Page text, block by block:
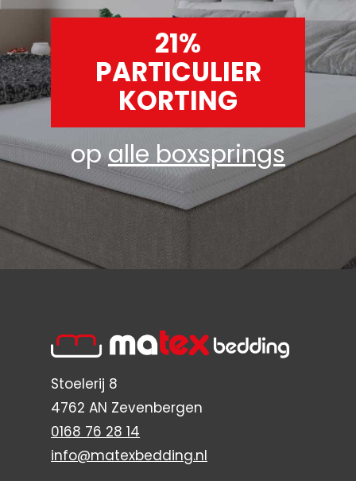
21%
PARTICULIER
KORTING
opalle boxsprings
Stoelerij 8
4762 AN Zevenbergen
0168 76 28 14
info@matexbedding.nl